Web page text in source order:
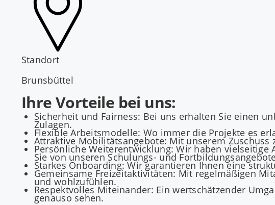
Standort
Brunsbüttel
Ihre Vorteile bei uns:
Sicherheit und Fairness: Bei uns erhalten Sie einen
Zulagen.
Flexible Arbeitsmodelle: Wo immer die Projekte es
Attraktive Mobilitätsangebote: Mit unserem
Persönliche Weiterentwicklung: Wir haben
Sie von unseren Schulungs- und
Starkes Onboarding: Wir garantieren Ihnen eine
Gemeinsame Freizeitaktivitäten: Mit regelmäßigen
und wohlzufühlen.
Respektvolles Miteinander: Ein wertschätzender
genauso sehen.